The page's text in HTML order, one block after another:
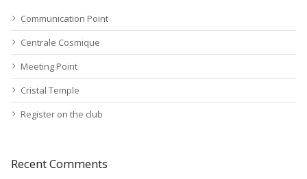
Communication Point
Centrale Cosmique
Meeting Point
Cristal Temple
Register on the club
Recent Comments